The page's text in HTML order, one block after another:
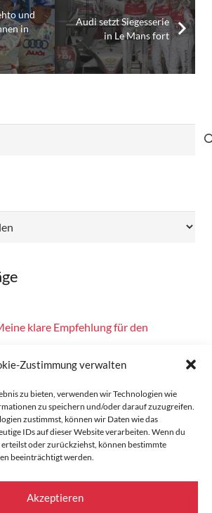
Zustimmung verwalten
zu bieten, verwenden wir Technologien wie
zu speichern und/oder darauf zuzugreifen.
zustimmst, können wir Daten wie das
IDs auf dieser Website verarbeiten. Wenn du
oder zurückziehst, können bestimmte
beeinträchtigt werden.
Akzeptieren
und
in
Audi setzt Siegesserie
in Le Mans fort
klare Empfehlung für den
am 14.10.2024
meldet sich mit Siegen in der